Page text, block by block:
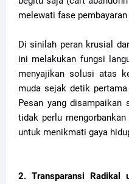
melewati fase
Di sinilah peran krusial
ini melakukan fungsi
menyajikan solusi atas
muda sejak detik
Pesan yang disampaikan
tidak perlu
untuk menikmati gaya
2. Transparansi Radikal